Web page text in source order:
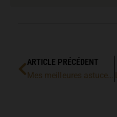
ARTICLE PRÉCÉDENT
Mes meilleures astuces en immobilier